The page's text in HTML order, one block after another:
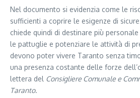
Nel documento si evidenzia come le
sufficienti a coprire le esigenze di
chiede quindi di destinare più
le pattuglie e potenziare le attività di
devono poter vivere Taranto senza
una presenza costante delle forze
lettera del Consigliere Comunale e
Taranto.